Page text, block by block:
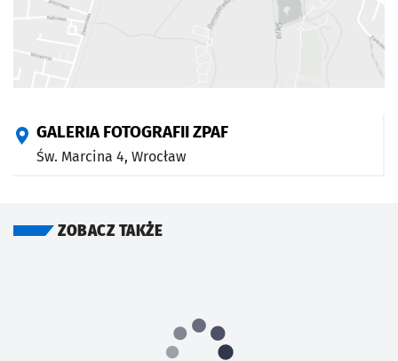
GALERIA FOTOGRAFII ZPAF
Św. Marcina 4, Wrocław
ZOBACZ TAKŻE